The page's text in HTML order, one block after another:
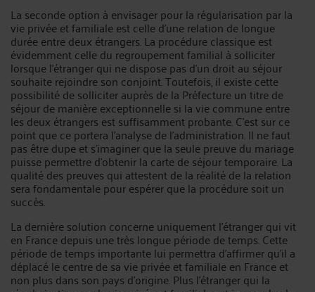
La seconde option à envisager pour la régularisation par la
vie privée et familiale est celle d’une relation de longue
durée entre deux étrangers. La procédure classique est
évidemment celle du regroupement familial à solliciter
lorsque l’étranger qui ne dispose pas d’un droit au séjour
souhaite rejoindre son conjoint. Toutefois, il existe cette
possibilité de solliciter auprès de la Préfecture un titre de
séjour de manière exceptionnelle si la vie commune entre
les deux étrangers est suffisamment probante. C’est sur ce
point que ce portera l’analyse de l’administration. Il ne faut
pas être dupe et s’imaginer que la seule preuve du mariage
puisse permettre d’obtenir la carte de séjour temporaire. La
qualité des preuves qui attestent de la réalité de la relation
sera fondamentale pour espérer que la procédure soit un
succès.
La dernière solution concerne uniquement l’étranger qui vit
en France depuis une très longue période de temps. Cette
période de temps importante lui permettra d’affirmer qu’il a
déplacé le centre de sa vie privée et familiale en France et
non plus dans son pays d’origine. Plus l’étranger qui la